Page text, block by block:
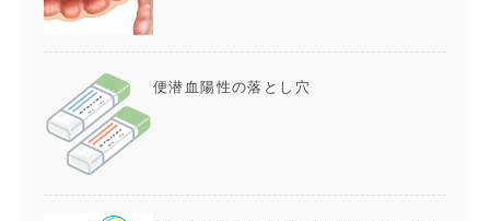
便潜血陽性の落とし穴